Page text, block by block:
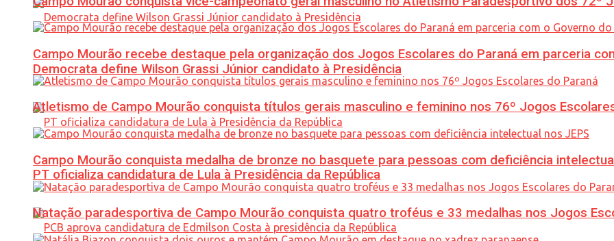
Democrata define Wilson Grassi Júnior candidato à Presidência
PT oficializa candidatura de Lula à Presidência da República
Campo Mourão recebe destaque pela organização dos Jogos Escolares do Paraná em parceria
Atletismo de Campo Mourão conquista títulos gerais masculino e feminino nos 76º Jogos
Campo Mourão conquista medalha de bronze no basquete para pessoas com deficiência
Natação paradesportiva de Campo Mourão conquista quatro troféus e 33 medalhas nos Jogos